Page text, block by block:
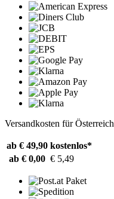
Versandkosten für Österreich
ab € 49,90 kostenlos*
ab € 0,00 € 5,49